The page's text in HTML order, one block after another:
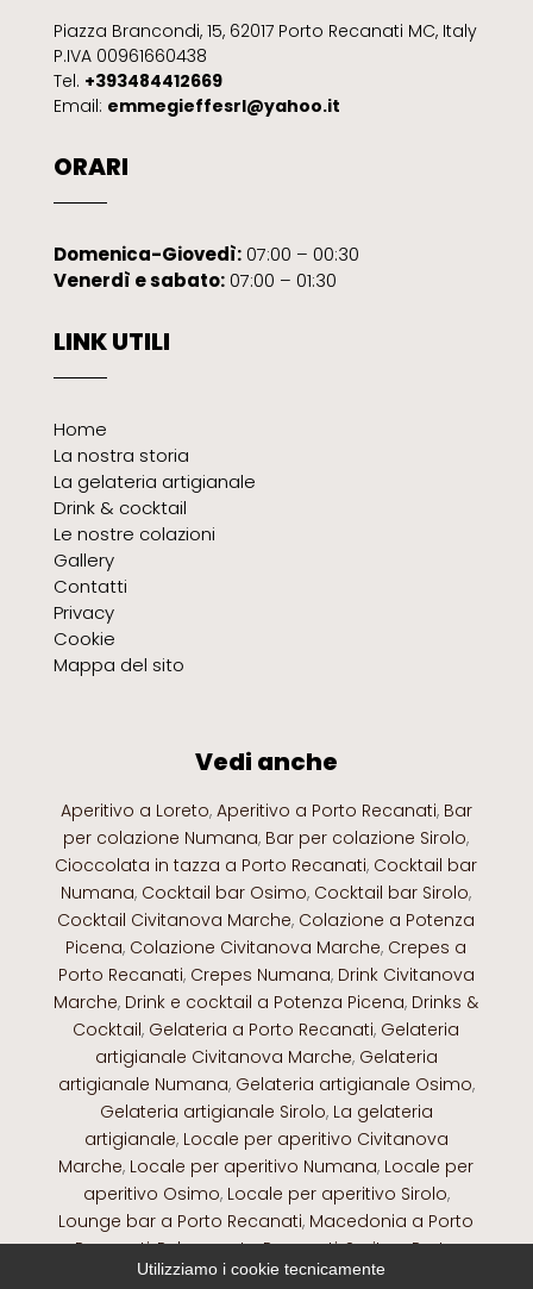
Piazza Brancondi, 15, 62017 Porto Recanati MC, Italy
P.IVA 00961660438
Tel. +393484412669
Email: emmegieffesrl@yahoo.it
ORARI
Domenica-Giovedì:07:00 – 00:30
Venerdì e sabato:07:00 – 01:30
LINK UTILI
Home
La nostra storia
La gelateria artigianale
Drink & cocktail
Le nostre colazioni
Gallery
Contatti
Privacy
Cookie
Mappa del sito
Vedi anche
Aperitivo a Loreto, Aperitivo a Porto Recanati, Bar
per colazione Numana, Bar per colazione Sirolo,
Cioccolata in tazza a Porto Recanati, Cocktail bar
Numana, Cocktail bar Osimo, Cocktail bar Sirolo,
Cocktail Civitanova Marche, Colazione a Potenza
Picena, Colazione Civitanova Marche, Crepes a
Porto Recanati, Crepes Numana, Drink Civitanova
Marche, Drink e cocktail a Potenza Picena, Drinks &
Cocktail, Gelateria a Porto Recanati, Gelateria
artigianale Civitanova Marche, Gelateria
artigianale Numana, Gelateria artigianale Osimo,
Gelateria artigianale Sirolo, La gelateria
artigianale, Locale per aperitivo Civitanova
Marche, Locale per aperitivo Numana, Locale per
aperitivo Osimo, Locale per aperitivo Sirolo,
Lounge bar a Porto Recanati, Macedonia a Porto
Recanati,Pub a porto Recanati,Spritz a Porto
Recanati,The e tisane a Porto Recanati
Utilizziamo i cookie tecnicamente